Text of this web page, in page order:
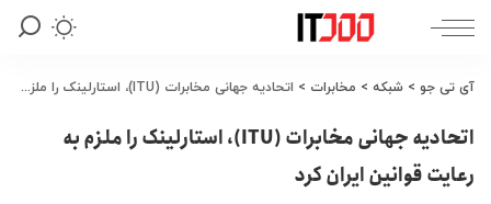
آی تی جو > شبکه > مخابرات > اتحادیه جهانی مخابرات (ITU)، استارلینک را ملزم به رعایت قوانین ایران کرد
اتحادیه جهانی مخابرات (ITU)، استارلینک را ملزم به
رعایت قوانین ایران کرد